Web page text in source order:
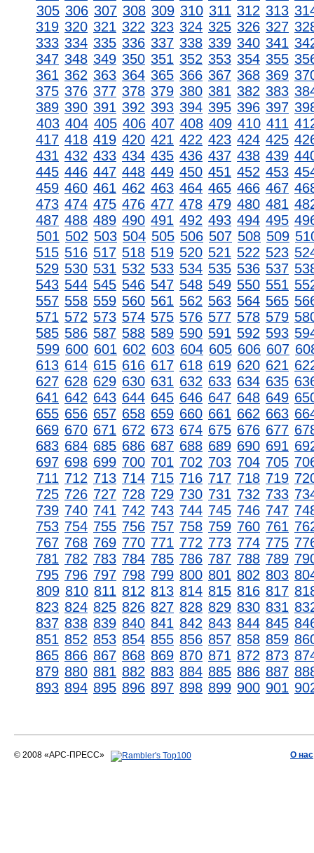
305 306 307 308 309 310 311 312 313
319 320 321 322 323 324 325 326 327
333 334 335 336 337 338 339 340 341
347 348 349 350 351 352 353 354 355
361 362 363 364 365 366 367 368 369
375 376 377 378 379 380 381 382 383
389 390 391 392 393 394 395 396 397
403 404 405 406 407 408 409 410 411
417 418 419 420 421 422 423 424 425
431 432 433 434 435 436 437 438 439
445 446 447 448 449 450 451 452 453
459 460 461 462 463 464 465 466 467
473 474 475 476 477 478 479 480 481
487 488 489 490 491 492 493 494 495
501 502 503 504 505 506 507 508 509
515 516 517 518 519 520 521 522 523
529 530 531 532 533 534 535 536 537
543 544 545 546 547 548 549 550 551
557 558 559 560 561 562 563 564 565
571 572 573 574 575 576 577 578 579
585 586 587 588 589 590 591 592 593
599 600 601 602 603 604 605 606 607
613 614 615 616 617 618 619 620 621
627 628 629 630 631 632 633 634 635
641 642 643 644 645 646 647 648 649
655 656 657 658 659 660 661 662 663
669 670 671 672 673 674 675 676 677
683 684 685 686 687 688 689 690 691
697 698 699 700 701 702 703 704 705
711 712 713 714 715 716 717 718 719
725 726 727 728 729 730 731 732 733
739 740 741 742 743 744 745 746 747
753 754 755 756 757 758 759 760 761
767 768 769 770 771 772 773 774 775
781 782 783 784 785 786 787 788 789
795 796 797 798 799 800 801 802 803
809 810 811 812 813 814 815 816 817
823 824 825 826 827 828 829 830 831
837 838 839 840 841 842 843 844 845
851 852 853 854 855 856 857 858 859
865 866 867 868 869 870 871 872 873
879 880 881 882 883 884 885 886 887
893 894 895 896 897 898 899 900 901
© 2008 «АРС-ПРЕСС» О нас